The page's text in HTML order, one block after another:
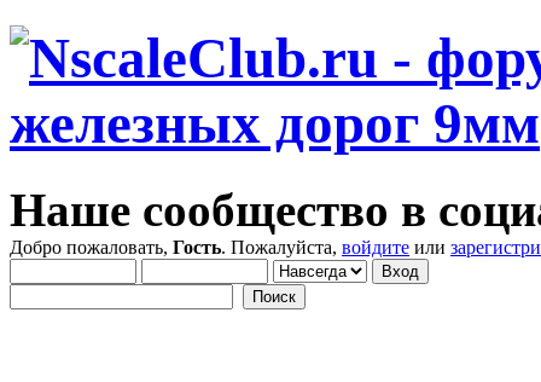
Наше сообщество в
Добро пожаловать, Гость. Пожалуйста, войдите или